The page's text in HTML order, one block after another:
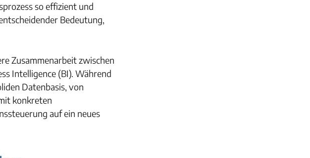
so effizient und
Bedeutung,
Zusammenarbeit zwischen
Intelligence (BI). Während
Datenbasis, von
konkreten
auf ein neues